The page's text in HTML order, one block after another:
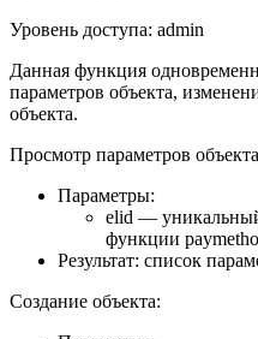
Уровень доступа: admin
Данная функция
параметров объекта,
объекта.
Просмотр параметров
Параметры:
elid —
функции
Результат: список
Создание объекта: